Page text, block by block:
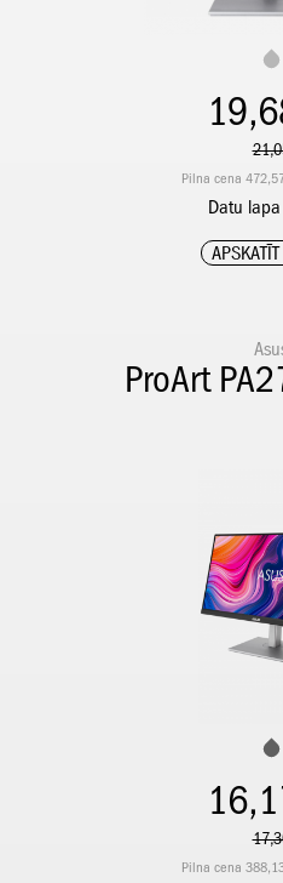
Pilna cena
Datu lapa
APSKATĪT
ProArt
Pilna cena